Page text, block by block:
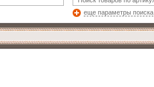
еще параметры поиска